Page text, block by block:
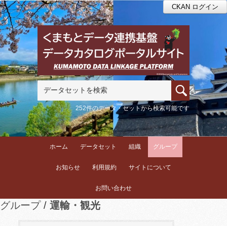
CKAN ログイン
252件のデータ・セットから検索可能です
ホーム データセット 組織 グループ
お知らせ 利用規約 サイトについて
お問い合わせ
グループ 運輸・観光